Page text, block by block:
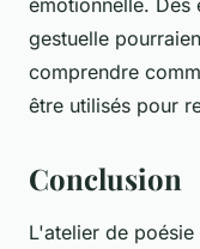
gestuelle
comprendre
être utilisés pour
Conclusion
L'atelier de